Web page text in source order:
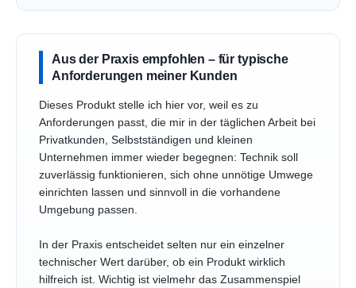
Aus der Praxis empfohlen – für typische
Anforderungen meiner Kunden
Dieses Produkt stelle ich hier vor, weil es zu
Anforderungen passt, die mir in der täglichen Arbeit bei
Privatkunden, Selbstständigen und kleinen
Unternehmen immer wieder begegnen: Technik soll
zuverlässig funktionieren, sich ohne unnötige Umwege
einrichten lassen und sinnvoll in die vorhandene
Umgebung passen.
In der Praxis entscheidet selten nur ein einzelner
technischer Wert darüber, ob ein Produkt wirklich
hilfreich ist. Wichtig ist vielmehr das Zusammenspiel